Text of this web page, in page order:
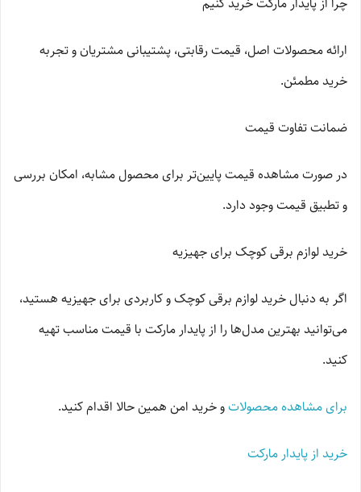
ارائه محصولات اصل، قیمت رقابتی، پشتیبانی مشتریان و تجربه
خرید مطمئن.
ضمانت تفاوت قیمت
در صورت مشاهده قیمت پایین‌تر برای محصول مشابه، امکان بررسی
و تطبیق قیمت وجود دارد.
خرید لوازم برقی کوچک برای جهیزیه
اگر به دنبال خرید لوازم برقی کوچک و کاربردی برای جهیزیه هستید،
می‌توانید بهترین مدل‌ها را از پایدار مارکت با قیمت مناسب تهیه
کنید.
برای مشاهده محصولاتو خرید امن همین حالا اقدام کنید.
خرید از پایدار مارکت